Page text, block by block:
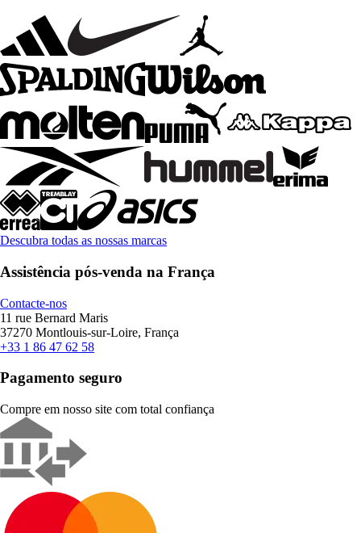
Descubra todas as nossas marcas
Assistência pós-venda na França
Contacte-nos
11 rue Bernard Maris
37270 Montlouis-sur-Loire, França
+33 1 86 47 62 58
Pagamento seguro
Compre em nosso site com total confiança